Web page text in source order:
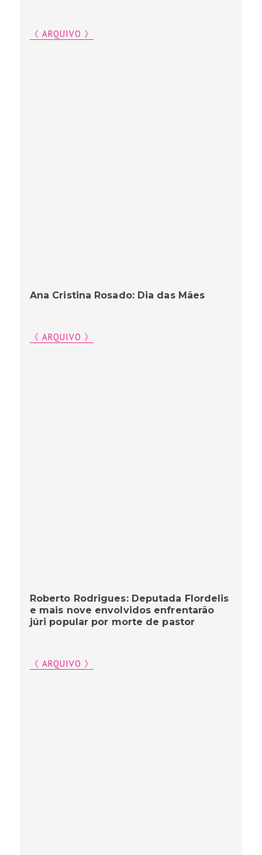
《 ARQUIVO 》
Ana Cristina Rosado: Dia das Mães
《 ARQUIVO 》
Roberto Rodrigues: Deputada Flordelis
e mais nove envolvidos enfrentarão
júri popular por morte de pastor
《 ARQUIVO 》